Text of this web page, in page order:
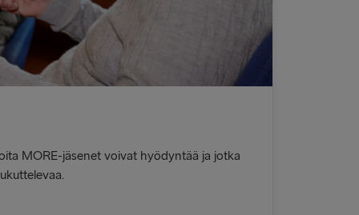
MORE-jäsenet voivat hyödyntää ja jotka